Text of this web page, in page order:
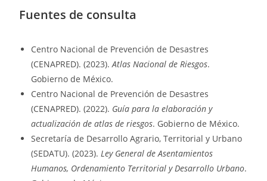
Fuentes de consulta
Centro Nacional de Prevención de Desastres
(CENAPRED). (2023).Atlas Nacional de Riesgos.
Gobierno de México.
Centro Nacional de Prevención de Desastres
(CENAPRED). (2022). Guía para la elaboración y
actualización de atlas de riesgos. Gobierno de México.
Secretaría de Desarrollo Agrario, Territorial y Urbano
(SEDATU). (2023).Ley General de Asentamientos
Humanos, Ordenamiento Territorial y Desarrollo Urbano.